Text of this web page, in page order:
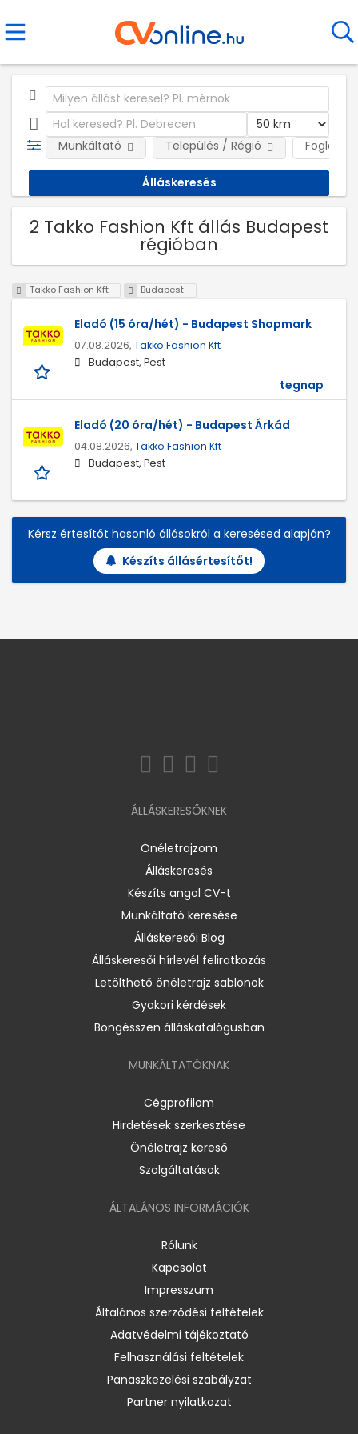
Munkáltató Település / Régió
2 Takko Fashion Kft állás Budapest
régióban
Takko Fashion Kft Budapest
Eladó (15 óra/hét) - Budapest Shopmark
07.08.2026, Takko Fashion Kft
Budapest, Pest
tegnap
Eladó (20 óra/hét) - Budapest Árkád
04.08.2026, Takko Fashion Kft
Budapest, Pest
Kérsz értesítőt hasonló állásokról a keresésed alapján?
Készíts állásértesítőt!
ÁLLÁSKERESŐKNEK
Önéletrajzom
Álláskeresés
Készíts angol CV-t
Munkáltató keresése
Álláskeresői Blog
Álláskeresői hírlevél feliratkozás
Letölthető önéletrajz sablonok
Gyakori kérdések
Böngésszen álláskatalógusban
MUNKÁLTATÓKNAK
Cégprofilom
Hirdetések szerkesztése
Önéletrajz kereső
Szolgáltatások
ÁLTALÁNOS INFORMÁCIÓK
Rólunk
Kapcsolat
Impresszum
Általános szerződési feltételek
Adatvédelmi tájékoztató
Felhasználási feltételek
Panaszkezelési szabályzat
Partner nyilatkozat